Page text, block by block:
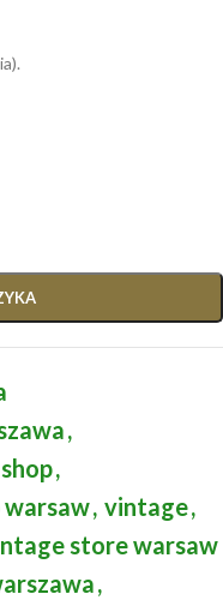
,
,
, vintage,
store warsaw
,